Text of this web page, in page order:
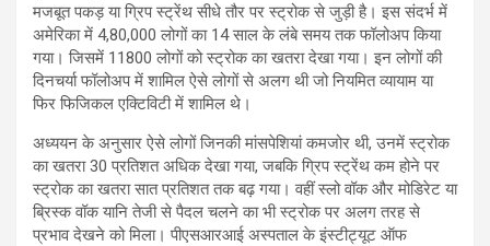
मजबूत पकड़ या ग्रिप स्ट्रेंथ सीधे तौर पर स्ट्रोक से जुड़ी है। इस संदर्भ में
अमेरिका में 4,80,000 लोगों का 14 साल के लंबे समय तक फॉलोअप किया
गया। जिसमें 11800 लोगों को स्ट्रोक का खतरा देखा गया। इन लोगों की
दिनचर्या फॉलोअप में शामिल ऐसे लोगों से अलग थी जो नियमित व्यायाम या
फिर फिजिकल एक्टिविटी में शामिल थे।
अध्ययन के अनुसार ऐसे लोगों जिनकी मांसपेशियां कमजोर थी, उनमें स्ट्रोक
का खतरा 30 प्रतिशत अधिक देखा गया, जबकि ग्रिप स्ट्रेंथ कम होने पर
स्ट्रोक का खतरा सात प्रतिशत तक बढ़ गया। वहीं स्लो वॉक और मोडिरेट या
ब्रिस्क वॉक यानि तेजी से पैदल चलने का भी स्ट्रोक पर अलग तरह से
प्रभाव देखने को मिला। पीएसआरआई अस्पताल के इंस्टीट्यूट ऑफ